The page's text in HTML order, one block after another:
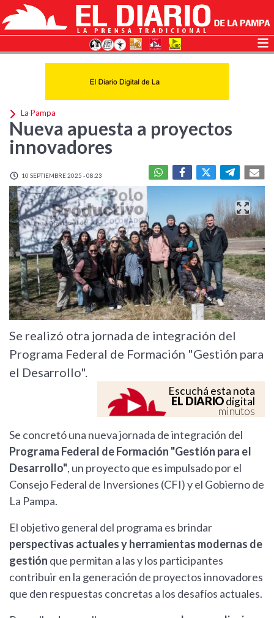
La Pampa
Nueva apuesta a proyectos
innovadores
10 SEPTIEMBRE 2025 - 08:23
Se realizó otra jornada de integración del
Programa Federal de Formación "Gestión para
el Desarrollo".
Escuchá esta nota
EL DIARIOdigital
minutos
Se concretó una nueva jornada de integración del
Programa Federal de Formación "Gestión para el
Desarrollo", un proyecto que es impulsado por el
Consejo Federal de Inversiones (CFI) y el Gobierno de
La Pampa.
El objetivo general del programa es brindar
perspectivas actuales y herramientas modernas de
gestión que permitan a las y los participantes
contribuir en la generación de proyectos innovadores
que den respuestas concretas a los desafíos actuales.